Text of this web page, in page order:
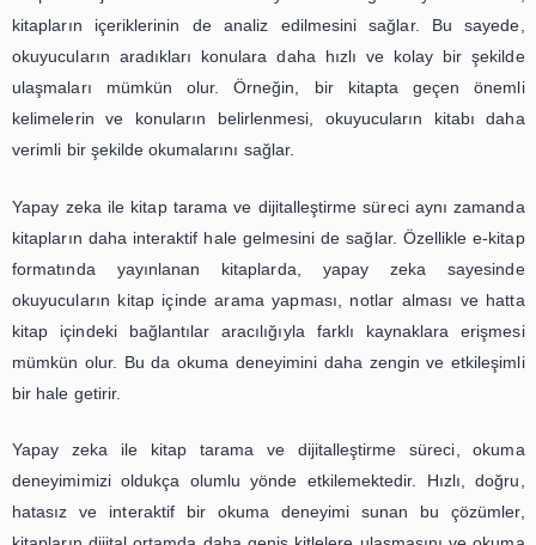
oldukça hızlı ve etkili bir şekilde gerçekleşir.
yöntemlerle kitapların dijital ortama aktarılması
haftalar sürebilirken, yapay zeka sayesinde bu süreç
saat içinde tamamlanabilmektedir. Bu da kitapların
Yapay zeka, kitap tarama ve dijitalleştirme sürecinde
tanıma (OCR) teknolojisini kullanır. Bu teknoloji
sayfalarındaki yazılar taranarak dijital ortama
sonra düzenlenerek okunabilir hale getirilir. Bu sayede,
dijital ortamda okunması daha kolay ve rahat bir hale
Bununla birlikte, yapay zeka ile kitap tarama ve
gerçekleşir. Geleneksel yöntemlerde insan hatalarından